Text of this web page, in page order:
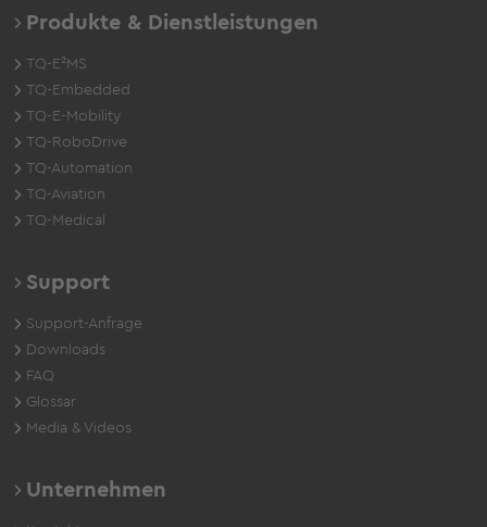
Produkte & Dienstleistungen
TQ-E²MS
TQ-Embedded
TQ-E-Mobility
TQ-RoboDrive
TQ-Automation
TQ-Aviation
TQ-Medical
Support
Support-Anfrage
Downloads
FAQ
Glossar
Media & Videos
Unternehmen